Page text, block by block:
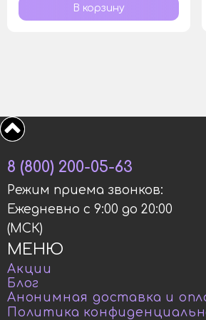
МЕНЮ
Акции
Блог
Анонимная доставка и
Политика
8 (800) 200-05-63
Режим приема звонков:
Ежедневно с 9:00 до 20:00
(МСК)